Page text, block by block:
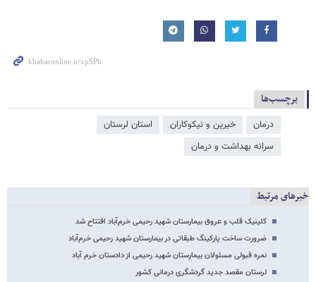
برچسب‌ها
درمان خیرین و نیکوکاران
استان لرستان
سرانه بهداشت و درمان
خبرهای مرتبط
کلینیک قلب و عروق بیمارستان شهید رحیمی خرم‌آباد افتتاح شد
ضرورت ساخت پارکینگ طبقاتی در بیمارستان شهید رحیمی خرم‌آباد
نمره قبولی مسئولان بیمارستان شهید رحیمی از دادستان خرم آباد
لرستان مقصد جدید گردشگری درمانی کشور